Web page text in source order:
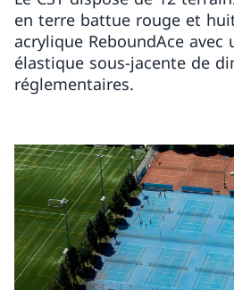
en terre battue rouge et
acrylique ReboundAce avec
élastique sous-jacente de
réglementaires.